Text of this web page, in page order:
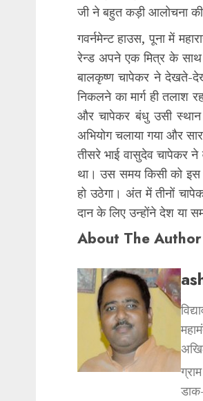
जी ने बहुत कड़ी आलोचना
गवर्नमेन्ट हाउस, पूना में
रेन्ड अपने एक मित्र के साथ
बालकृष्ण चापेकर ने देखते-
निकलने का मार्ग ही तलाश
और चापेकर बंधु उसी
अभियोग चलाया गया और
तीसरे भाई वासुदेव चापेकर ने
था। उस समय किसी को इस
हो उठेगा। अंत में तीनों
दान के लिए उन्होंने देश या
About The Author